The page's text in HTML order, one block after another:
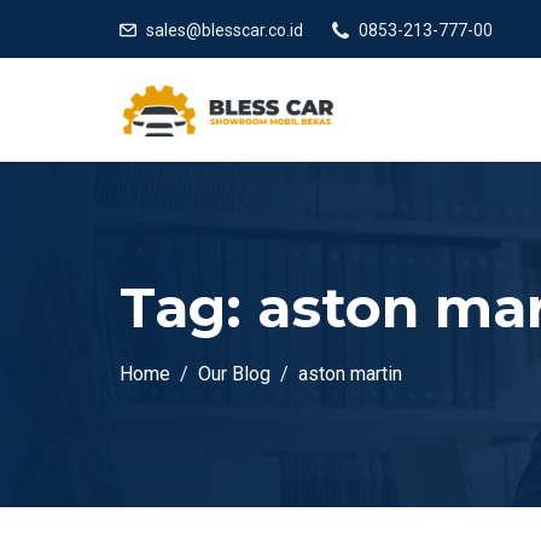
sales@blesscar.co.id 0853-213-777-00
Tag: aston
Home Our Blog aston martin